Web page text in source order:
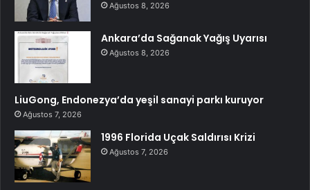
Ağustos 8, 2026
Ankara’da Sağanak Yağış Uyarısı
Ağustos 8, 2026
LiuGong, Endonezya’da yeşil sanayi parkı kuruyor
Ağustos 7, 2026
1996 Florida Uçak Saldırısı Krizi
Ağustos 7, 2026